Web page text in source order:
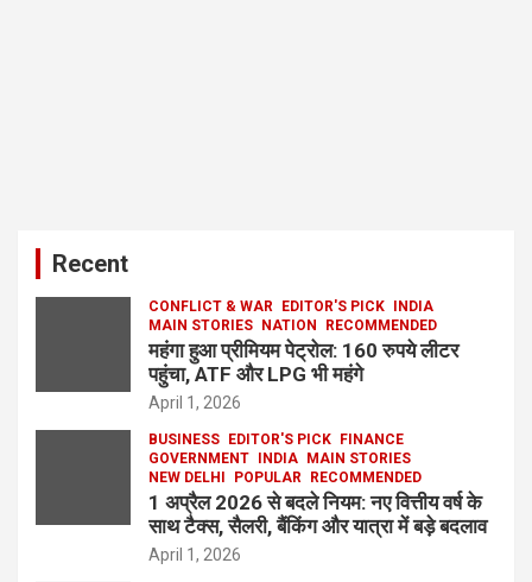
Recent
CONFLICT & WAR EDITOR'S PICK
INDIA
MAIN STORIES
NATION RECOMMENDED
महंगा हुआ प्रीमियम पेट्रोल: 160 रुपये लीटर
पहुंचा, ATF और LPG भी महंगे
April 1, 2026
BUSINESS EDITOR'S PICK
FINANCE
GOVERNMENT
INDIA
MAIN STORIES
NEW DELHI
POPULAR RECOMMENDED
1 अप्रैल 2026 से बदले नियम: नए वित्तीय वर्ष के
साथ टैक्स, सैलरी, बैंकिंग और यात्रा में बड़े बदलाव
April 1, 2026